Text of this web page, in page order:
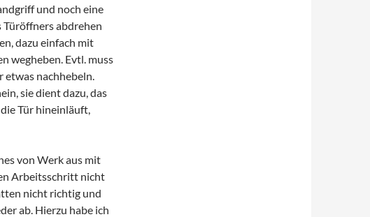
und noch eine
Türöffners abdrehen
dazu einfach mit
wegheben. Evtl. muss
etwas nachhebeln.
sie dient dazu, das
die Tür hineinläuft,
von Werk aus mit
Arbeitsschritt nicht
nicht richtig und
ab. Hierzu habe ich